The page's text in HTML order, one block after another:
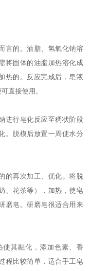
言的。油脂、氢氧化钠溶
将固体的油脂加热溶化成
热的。反应完成后，皂液
直接使用。
进行皂化反应至稠状阶段
。脱模后放置一周使水分
的再次加工、优化。将脱
、花茶等），加热，使皂
磨皂。研磨皂很适合用来
其融化，添加色素、香
程比较简单，适合手工皂